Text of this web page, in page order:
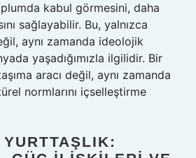
kabul görmesini, daha
sağlayabilir. Bu, yalnızca
aynı zamanda ideolojik
yaşadığımızla ilgilidir. Bir
aracı değil, aynı zamanda
normlarını içselleştirme